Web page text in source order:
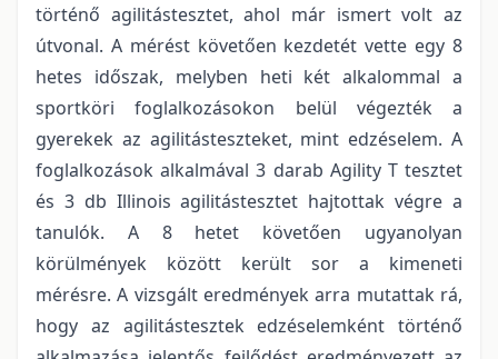
történő agilitástesztet, ahol már ismert volt az
útvonal. A mérést követően kezdetét vette egy 8
hetes időszak, melyben heti két alkalommal a
sportköri foglalkozásokon belül végezték a
gyerekek az agilitásteszteket, mint edzéselem. A
foglalkozások alkalmával 3 darab Agility T tesztet
és 3 db Illinois agilitástesztet hajtottak végre a
tanulók. A 8 hetet követően ugyanolyan
körülmények között került sor a kimeneti
mérésre. A vizsgált eredmények arra mutattak rá,
hogy az agilitástesztek edzéselemként történő